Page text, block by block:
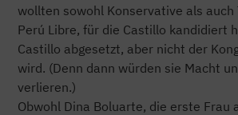
wollten sowohl Konservative als auch
Perú Libre, für die Castillo kandidiert
Castillo abgesetzt, aber nicht der
wird. (Denn dann würden sie Macht
verlieren.)
Obwohl Dina Boluarte, die erste Frau